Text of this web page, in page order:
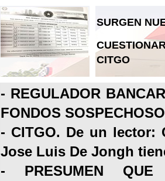
SURGEN
CITGO
- REGULADOR
FONDOS
- CITGO. De un lector:
Jose Luis De Jongh
- PRESUMEN